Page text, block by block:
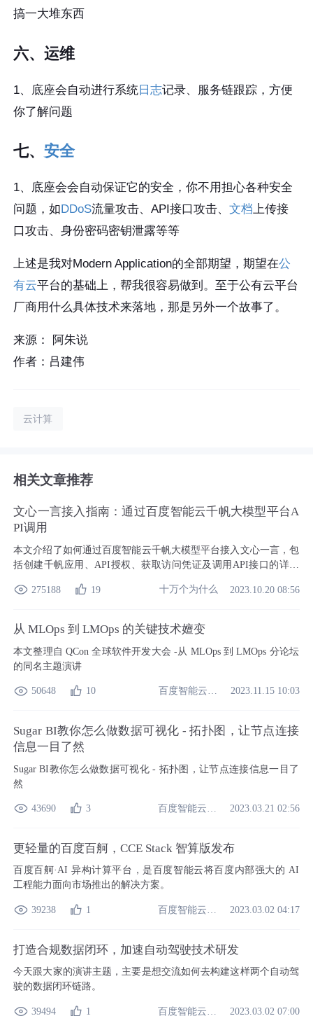
搞一大堆东西
六、运维
1、底座会自动进行系统 日志记录、服务链跟踪，方便
你了解问题
七、安全
1、底座会会自动保证它的安全，你不用担心各种安全
问题，如 DDoS流量攻击、API接口攻击、文档上传接
口攻击、身份密码密钥泄露等等
上述是我对Modern Application的全部期望，期望在公
有云平台的基础上，帮我很容易做到。至于公有云平台
厂商用什么具体技术来落地，那是另外一个故事了。
来源： 阿朱说
作者：吕建伟
云计算
相关文章推荐
文心一言接入指南：通过百度智能云千帆大模型平台A
PI调用
本文介绍了如何通过百度智能云千帆大模型平台接入文心一言，包
括创建千帆应用、API授权、获取访问凭证及调用API接口的详细
理解与生成能力，通过千帆平台可轻松实现多场景应用。
275188 19 十万个为什么 2023.10.20 08:56
从 MLOps 到 LMOps 的关键技术嬗变
本文整理自 QCon 全球软件开发大会 -从 MLOps 到 LMOps 分论坛
的同名主题演讲
50648 10 2023.11.15 10:03
Sugar BI教你怎么做数据可视化 - 拓扑图，让节点连接
信息一目了然
Sugar BI教你怎么做数据可视化 - 拓扑图，让节点连接信息一目了
然
43690 3 2023.03.21 02:56
更轻量的百度百舸，CCE Stack 智算版发布
百度百舸·AI 异构计算平台，是百度智能云将百度内部强大的 AI
工程能力面向市场推出的解决方案。
39238 1 2023.03.02 04:17
打造合规数据闭环，加速自动驾驶技术研发
今天跟大家的演讲主题，主要是想交流如何去构建这样两个自动驾
驶的数据闭环链路。
39494 1 2023.03.02 07:00